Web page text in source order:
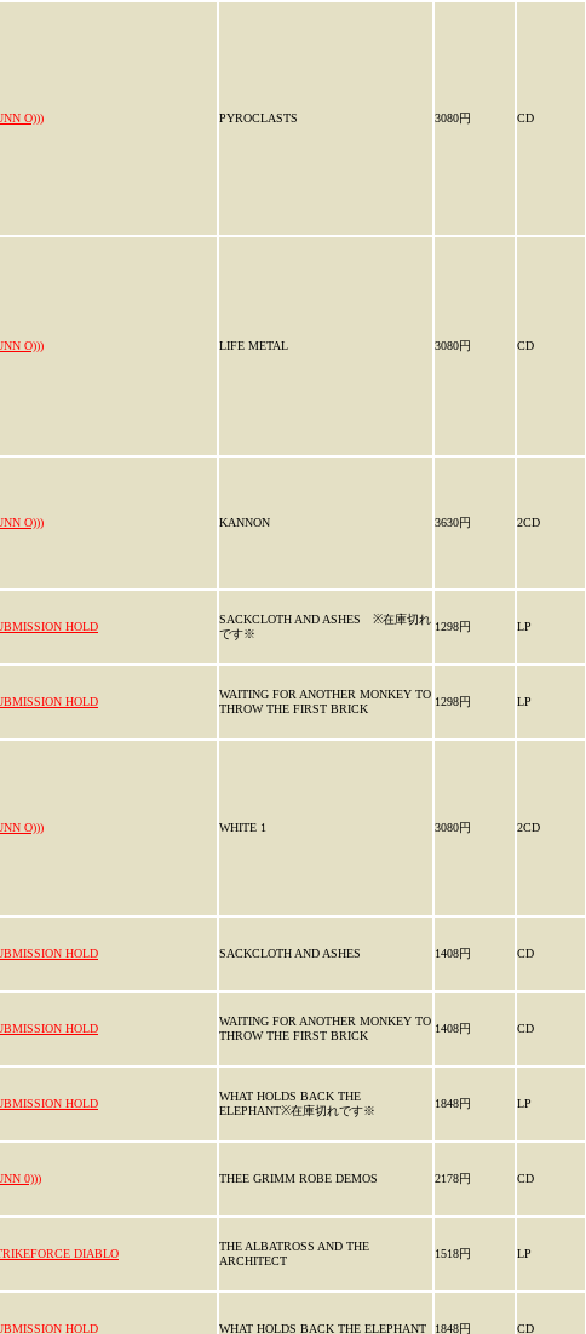
O))) PYROCLASTS 3080円 CD
O))) LIFE METAL 3080円 CD
O))) KANNON 3630円 2CD
HOLD
SACKCLOTH AND ASHES ※在庫切れ
です※
1298円 LP
HOLD
WAITING FOR ANOTHER MONKEY TO
THROW THE FIRST BRICK
1298円 LP
O))) WHITE 1 3080円 2CD
HOLD SACKCLOTH AND ASHES 1408円 CD
HOLD
WAITING FOR ANOTHER MONKEY TO
THROW THE FIRST BRICK
1408円 CD
HOLD
WHAT HOLDS BACK THE
ELEPHANT※在庫切れです※
1848円 LP
0))) THEE GRIMM ROBE DEMOS 2178円 CD
DIABLO
THE ALBATROSS AND THE
ARCHITECT
1518円 LP
HOLD WHAT HOLDS BACK THE ELEPHANT 1848円 CD